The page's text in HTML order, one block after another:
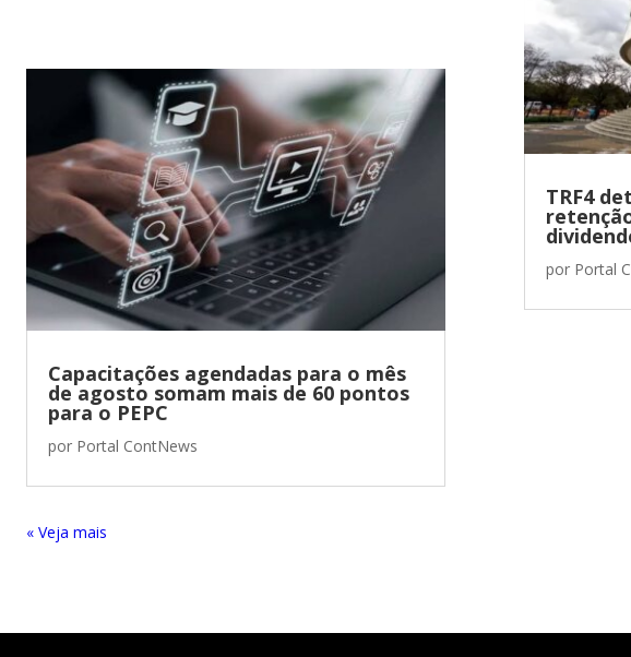
Capacitações agendadas para o mês
de agosto somam mais de 60 pontos
para o PEPC
por Portal ContNews
TRF4
por Portal
« Entradas Antigas